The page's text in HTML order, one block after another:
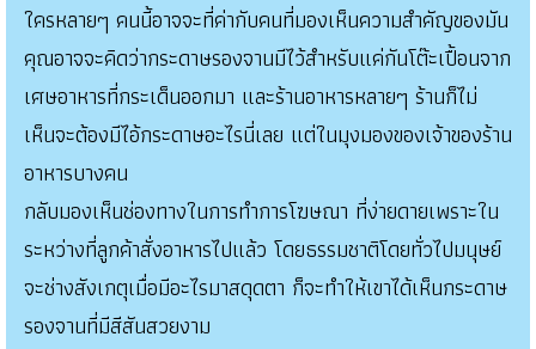
ใครหลายๆ คนนี้อาจจะที่ค่ากับคนที่มองเห็นความสำคัญของมัน
คุณอาจจะคิดว่ากระดาษรองจานมีไว้สำหรับแค่กันโต๊ะเปื้อนจาก
เศษอาหารที่กระเด็นออกมา และร้านอาหารหลายๆ ร้านก็ไม่
เห็นจะต้องมีไอ้กระดาษอะไรนี่เลย แต่ในมุงมองของเจ้าของร้าน
อาหารบางคน
กลับมองเห็นช่องทางในการทำการโฆษณา ที่ง่ายดายเพราะใน
ระหว่างที่ลูกค้าสั่งอาหารไปแล้ว โดยธรรมชาติโดยทั่วไปมนุษย์
จะช่างสังเกตุเมื่อมีอะไรมาสดุดตา ก็จะทำให้เขาได้เห็นกระดาษ
รองจานที่มีสีสันสวยงาม